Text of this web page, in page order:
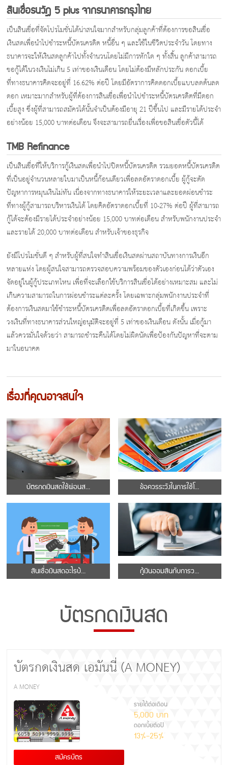
สินเชื่อธนวัฎ 5 plus จากธนาคารกรุงไทย
เป็นสินเชื่อที่จัดโปรโมชั่นได้น่าสนใจมากสำหรับกลุ่มลูกค้าที่ต้องการขอสินเชื่อ
เงินสดเพื่อนำไปชำระหนี้บัตรเครดิต หนี้อื่น ๆ และใช้ในชีวิตประจำวัน โดยทาง
ธนาคารจะให้เงินสดลูกค้าไปทั้งจำนวนโดยไม่มีการหักใด ๆ ทั้งสิ้น ลูกค้าสามารถ
ขอกู้ได้ในวงเงินไม่เกิน 5 เท่าของเงินเดือน โดยไม่ต้องมีหลักประกัน ดอกเบี้ย
ที่ทางธนาคารคิดจะอยู่ที่ 16.62% ต่อปี โดยมีอัตราการคิดดอกเบี้ยแบบลดต้นลด
ดอก เหมาะมากสำหรับผู้ที่ต้องการสินเชื่อเพื่อนำไปชำระหนี้บัตรเครดิตที่มีดอก
เบี้ยสูง ซึ่งผู้ที่สามารถสมัครได้นั้นจำเป็นต้องมีอายุ 21 ปีขึ้นไป และมีรายได้ประจำ
อย่างน้อย 15,000 บาทต่อเดือน จึงจะสามารถยื่นเรื่องเพื่อขอสินเชื่อตัวนี้ได้
TMB Refinance
เป็นสินเชื่อที่ให้บริการกู้เงินสดเพื่อนำไปปิดหนี้บัตรเครดิต รวมยอดหนี้บัตรเครดิต
ที่เป็นอยู่จำนวนหลายใบมาเป็นหนี้ก้อนเดียวเพื่อลดอัตราดอกเบี้ย ผู้กู้จะตัด
ปัญหาการหมุนเงินไม่ทัน เนื่องจากทางธนาคารให้ระยะเวลาและยอดผ่อนชำระ
ที่ทางผู้กู้สามารถบริหารเงินได้ โดยคิดอัตราดอกเบี้ยที่ 10-27% ต่อปี ผู้ที่สามารถ
กู้ได้จะต้องมีรายได้ประจำอย่างน้อย 15,000 บาทต่อเดือน สำหรับพนักงานประจำ
และรายได้ 20,000 บาทต่อเดือน สำหรับเจ้าของธุรกิจ
ยังมีโปรโมชั่นดี ๆ สำหรับผู้ที่สนใจทำสินเชื่อเงินสดผ่านสถาบันทางการเงินอีก
หลายแห่ง โดยผู้สนใจสามารถตรวจสอบความพร้อมของตัวเองก่อนได้ว่าตัวเอง
จัดอยู่ในผู้กู้ประเภทไหน เพื่อที่จะเลือกใช้บริการสินเชื่อได้อย่างเหมาะสม และไม่
เกินความสามารถในการผ่อนชำระแต่ละครั้ง โดยเฉพาะกลุ่มพนักงานประจำที่
ต้องการเงินสดมาใช้ชำระหนี้บัตรเครดิตเพื่อลดอัตราดอกเบี้ยที่เกิดขึ้น เพราะ
วงเงินที่ทางธนาคารส่วนใหญ่อนุมัติจะอยู่ที่ 5 เท่าของเงินเดือน ดังนั้น เมื่อกู้มา
แล้วควรมั่นใจด้วยว่า สามารถชำระคืนได้โดยไม่ผิดนัดเพื่อป้องกันปัญหาที่จะตาม
มาในอนาคต
เรื่องที่คุณอาจสนใจ
บัตรกดเงินสดใช้ผ่อนส... ข้อควรระวังในการใช้โ...
สินเชื่อเงินสดอะไรบ้... กู้เงินออมสินกับการว...
บัตรกดเงินสด
บัตรกดเงินสด เอมันนี่ (A MONEY)
A MONEY
สมัครบัตร
รายได้ต่อเดือน
5,000 บาท
ดอกเบี้ยต่อปี
13%-25%